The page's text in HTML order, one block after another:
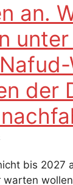
an.
der
bis 2027
warten